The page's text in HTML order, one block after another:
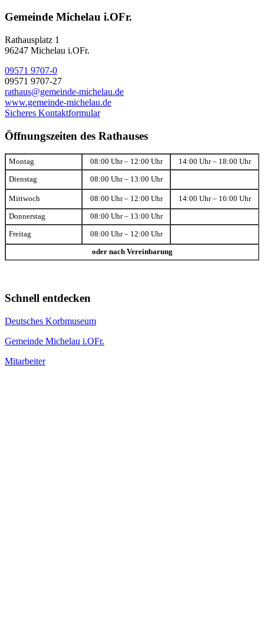
Gemeinde Michelau i.OFr.
Rathausplatz 1
96247 Michelau i.OFr.
09571 9707-0
09571 9707-27
rathaus@gemeinde-michelau.de
www.gemeinde-michelau.de
Sicheres Kontaktformular
Öffnungszeiten des Rathauses
Montag 08:00 Uhr – 12:00 Uhr 14:00 Uhr – 18:00 Uhr
Dienstag 08:00 Uhr – 13:00 Uhr
Mittwoch 08:00 Uhr – 12:00 Uhr 14:00 Uhr – 16:00 Uhr
Donnerstag 08:00 Uhr – 13:00 Uhr
Freitag 08:00 Uhr – 12:00 Uhr
oder nach Vereinbarung
Schnell entdecken
Deutsches Korbmuseum
Gemeinde Michelau i.OFr.
Mitarbeiter